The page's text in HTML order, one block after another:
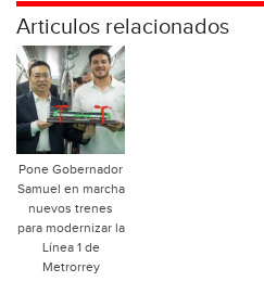
Articulos relacionados
Pone Gobernador
Samuel en marcha
nuevos trenes
para modernizar la
Línea 1 de
Metrorrey